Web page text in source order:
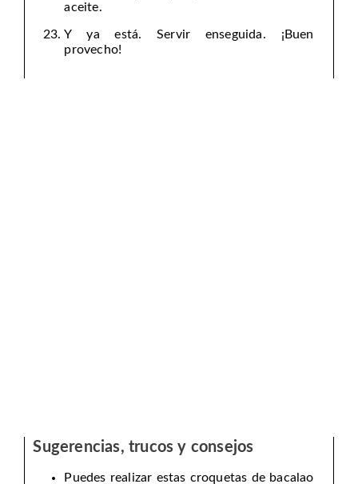
aceite.
Y ya está. Servir enseguida. ¡Buen
provecho!
Sugerencias, trucos y consejos
Puedes realizar estas croquetas de bacalao